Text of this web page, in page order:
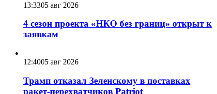
13:3305 авг 2026
4 сезон проекта «НКО без границ» открыт к
заявкам
12:4005 авг 2026
Трамп отказал Зеленскому в поставках
ракет-перехватчиков Patriot